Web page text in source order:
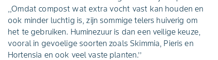
,,Omdat compost wat extra vocht vast kan houden en
ook minder luchtig is, zijn sommige telers huiverig om
het te gebruiken. Huminezuur is dan een veilige keuze,
vooral in gevoelige soorten zoals Skimmia, Pieris en
Hortensia en ook veel vaste planten.’’